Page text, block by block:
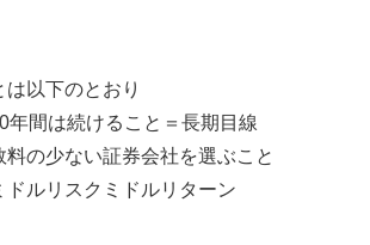
以下のとおり
年間は続けること＝長期目線
料の少ない証券会社を選ぶこと
ドルリスクミドルリターン